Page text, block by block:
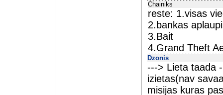
Chainiks
reste: 1.visas
2.bankas
3.Bait
4.Grand Theft
Dzonis
---> Lieta taada
izietas(nav
misijas kuras